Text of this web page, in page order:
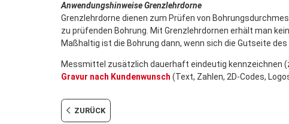
Anwendungshinweise Grenzlehrdorne
Grenzlehrdorne dienen zum Prüfen von
zu prüfenden Bohrung. Mit Grenzlehrdornen erhält man
Maßhaltig ist die Bohrung dann, wenn sich die Gutseite
Messmittel zusätzlich dauerhaft eindeutig kennzeichnen
Gravur nach Kundenwunsch (Text, Zahlen, 2D-Codes,
ZURÜCK